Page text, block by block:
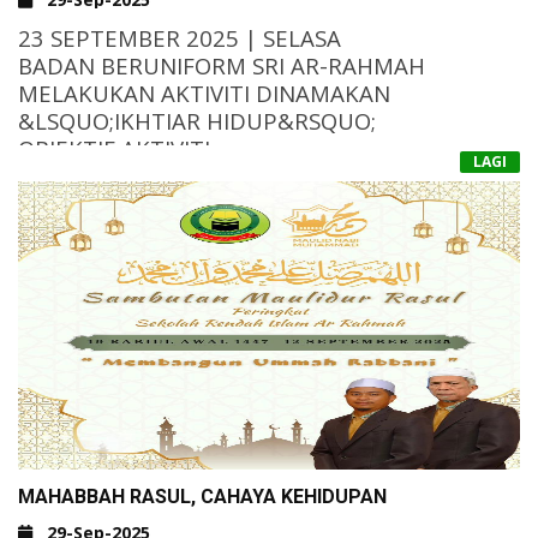
&NBSP;
23 SEPTEMBER 2025 | SELASA
BADAN BERUNIFORM SRI AR-RAHMAH
MELAKUKAN AKTIVITI DINAMAKAN
&LSQUO;IKHTIAR HIDUP&RSQUO;
OBJEKTIF AKTIVITI
MENDEDAHKAN AHLI UNIT BERUNIFORM
KEPADA KEMAHIRAN ASAS IKHTIAR HIDUP.
MEMBERI PENGALAMAN PRAKTIKAL
DALAM MENYEDIAKAN MAKANAN, MEMASAK
SECARA ASAS.
MEMBENTUK SIKAP BERDIKARI,
KERJASAMA BERKUMPULAN DAN DISIPLIN DIRI.
HASIL AKTIVITI
SEMUA PESERTA BERJAYA MENYIAPKAN
TUGASAN BERKUMPULAN.
PESERTA MEMAHAMI ASAS IKHTIAR HIDUP
DAN LEBIH YAKIN MENGHADAPI SITUASI
KECEMASAN.
LAGI
MAHABBAH RASUL, CAHAYA KEHIDUPAN
29-Sep-2025